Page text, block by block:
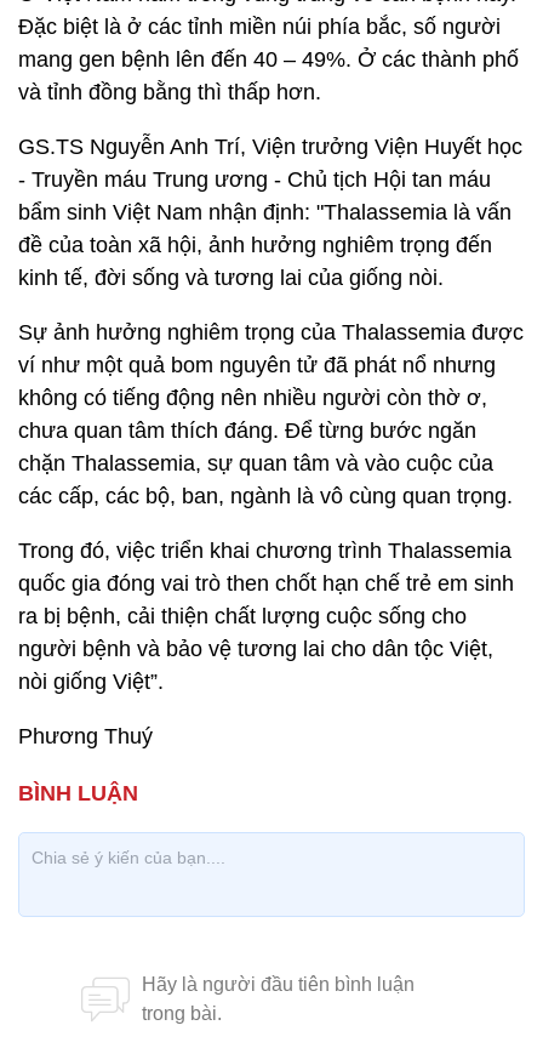
Đặc biệt là ở các tỉnh miền núi phía bắc, số người
mang gen bệnh lên đến 40 – 49%. Ở các thành phố
và tỉnh đồng bằng thì thấp hơn.
GS.TS Nguyễn Anh Trí, Viện trưởng Viện Huyết học
- Truyền máu Trung ương - Chủ tịch Hội tan máu
bẩm sinh Việt Nam nhận định: "Thalassemia là vấn
đề của toàn xã hội, ảnh hưởng nghiêm trọng đến
kinh tế, đời sống và tương lai của giống nòi.
Sự ảnh hưởng nghiêm trọng của Thalassemia được
ví như một quả bom nguyên tử đã phát nổ nhưng
không có tiếng động nên nhiều người còn thờ ơ,
chưa quan tâm thích đáng. Để từng bước ngăn
chặn Thalassemia, sự quan tâm và vào cuộc của
các cấp, các bộ, ban, ngành là vô cùng quan trọng.
Trong đó, việc triển khai chương trình Thalassemia
quốc gia đóng vai trò then chốt hạn chế trẻ em sinh
ra bị bệnh, cải thiện chất lượng cuộc sống cho
người bệnh và bảo vệ tương lai cho dân tộc Việt,
nòi giống Việt”.
Phương Thuý